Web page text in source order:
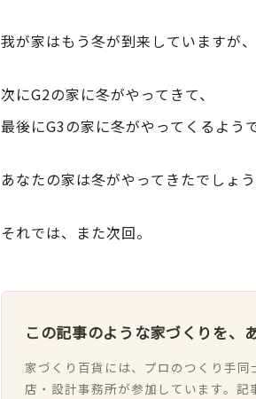
我が家はもう冬が到来していますが、
次にG2の家に冬がやってきて、
最後にG3の家に冬がやってくるようで
あなたの家は冬がやってきたでしょ
それでは、また次回。
この記事のような家づくりを、
家づくり百貨には、プロのつくり手
店・設計事務所が参加しています。